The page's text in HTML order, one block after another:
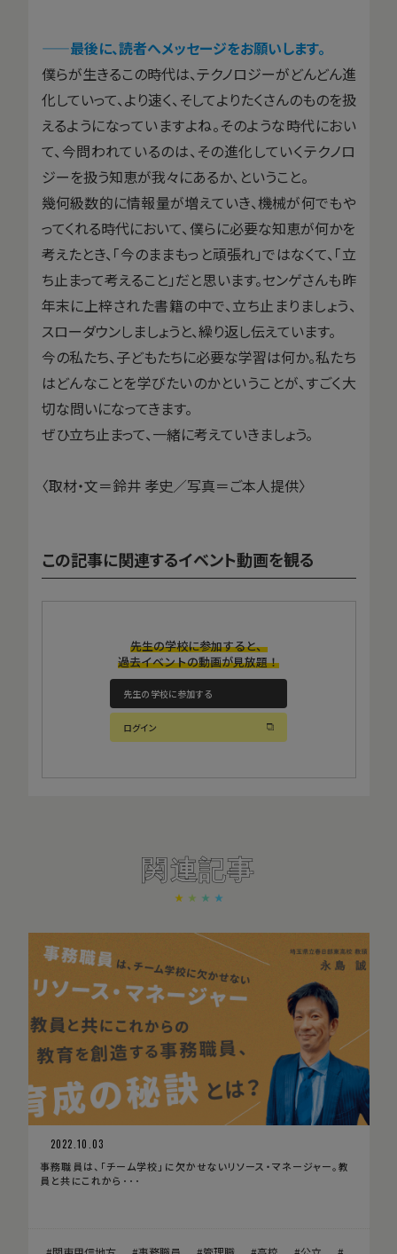
——最後に、読者へメッセージをお願いします。
僕らが生きるこの時代は、テクノロジーがどんどん進
化していって、より速く、そしてよりたくさんのものを扱
えるようになっていますよね。そのような時代におい
て、今問われているのは、その進化していくテクノロ
ジーを扱う知恵が我々にあるか、ということ。
幾何級数的に情報量が増えていき、機械が何でもや
ってくれる時代において、僕らに必要な知恵が何かを
考えたとき、「今のままもっと頑張れ」ではなくて、「立
ち止まって考えること」だと思います。センゲさんも昨
年末に上梓された書籍の中で、立ち止まりましょう、
スローダウンしましょうと、繰り返し伝えています。
今の私たち、子どもたちに必要な学習は何か。私たち
はどんなことを学びたいのかということが、すごく大
切な問いになってきます。
ぜひ立ち止まって、一緒に考えていきましょう。
〈取材・文＝鈴井 孝史／写真＝ご本人提供〉
この記事に関連するイベント動画を観る
先生の学校に参加すると、
過去イベントの動画が見放題！
先生の学校に参加する
ログイン
関連記事
2022.10.03
事務職員は、「チーム学校」に欠かせないリソース・マネージャー。教
員と共にこれから･･･